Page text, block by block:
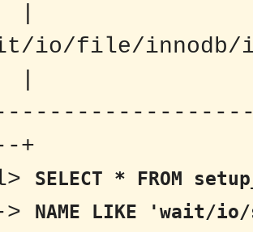
|
io/file/innodb/
|
+
SELECT * FROM
->
NAME LIKE 'wait/